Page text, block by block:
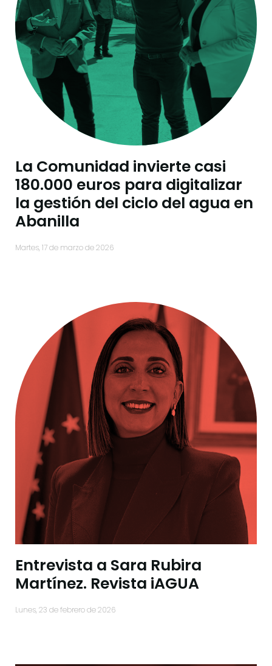
La Comunidad invierte casi
180.000 euros para digitalizar
la gestión del ciclo del agua en
Abanilla
martes, 17 de marzo de 2026
Entrevista a Sara Rubira
Martínez. Revista iAGUA
lunes, 23 de febrero de 2026